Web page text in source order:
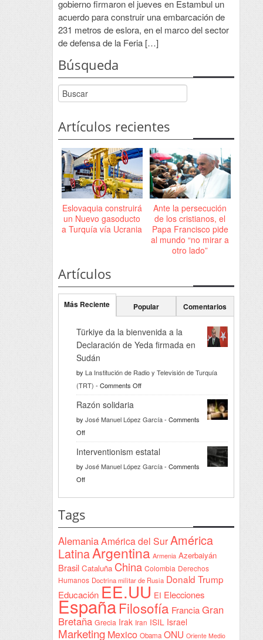
gobierno firmaron el jueves en Estambul un
acuerdo para construir una embarcación de
231 metros de eslora, en el marco del sector
de defensa de la Feria […]
Búsqueda
Artículos recientes
Eslovaquia construirá
un Nuevo gasoducto
a Turquía vía Ucrania
Ante la persecución
de los cristianos, el
Papa Francisco pide
al mundo “no mirar a
otro lado”
Artículos
Más Reciente Popular Comentarios
Türkiye da la bienvenida a la
Declaración de Yeda firmada en
Sudán
by La Institución de Radio y Televisión de Turquía
(TRT) - Comments Offon
Türkiye
la
a
Yeda
en
Sudán
Razón solidaria
by José Manuel López García- Comments
Offon
Razón
solidaria
Interventionism estatal
by José Manuel López García- Comments
Offon
Tags
AlemaniaAmérica del SurAmérica
LatinaArgentina Armenia Azerbaiyán
Brasil Cataluña China Colombia Derechos
Humanos Doctrina militar de Rusia Donald Trump
EducaciónEE.UU EI Elecciones
España Filosofía Francia Gran
Bretaña Grecia Irak Iran ISIL Israel
Marketing Mexico Obama ONU Oriente Medio